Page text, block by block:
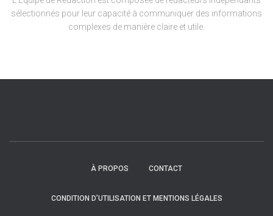
sélectionnés pour leur capacité à communiquer des informations
complexes de manière claire et utile.
À PROPOS CONTACT
CONDITION D’UTILISATION ET MENTIONS LÉGALES